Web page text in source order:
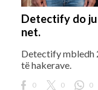
Detectify do ju
net.
Detectify mbledh
të hakerave.
0 0 0